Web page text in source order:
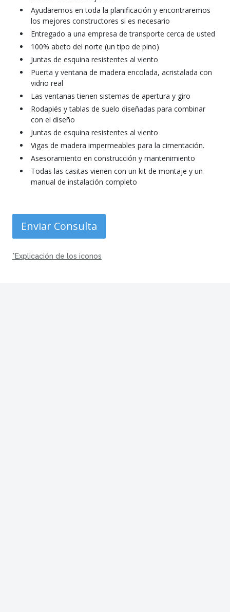
Ayudaremos en toda la planificación y encontraremos
los mejores constructores si es necesario
Entregado a una empresa de transporte cerca de usted
100% abeto del norte (un tipo de pino)
Juntas de esquina resistentes al viento
Puerta y ventana de madera encolada, acristalada con
vidrio real
Las ventanas tienen sistemas de apertura y giro
Rodapiés y tablas de suelo diseñadas para combinar
con el diseño
Juntas de esquina resistentes al viento
Vigas de madera impermeables para la cimentación.
Asesoramiento en construcción y mantenimiento
Todas las casitas vienen con un kit de montaje y un
manual de instalación completo
Enviar Consulta
*Explicación de los iconos